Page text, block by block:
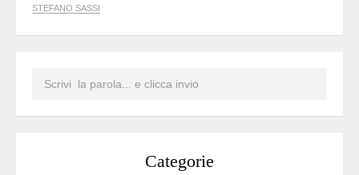
STEFANO SASSI
Categorie